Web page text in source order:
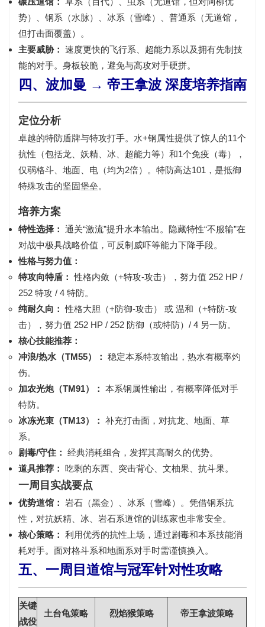
势）、钢系（水脉）、冰系（雪峰）、普通系（无道馆，
但打击面覆盖）。
主要威胁： 速度更快的飞行系、超能力系以及拥有先制技
能的对手。身板较脆，避免与高攻对手硬拼。
四、波加曼 → 帝王拿波 深度培养指南
定位分析
卓越的特防盾牌与特攻打手。 水+钢属性提供了惊人的11个
抗性（包括龙、妖精、冰、超能力等）和1个免疫（毒），
仅弱格斗、地面、电（均为2倍）。特防高达101，是抵御
特殊攻击的坚固堡垒。
培养方案
特性选择： 通关“激流”提升水本输出。隐藏特性“不服输”在
对战中极具战略价值，可反制威吓等能力下降手段。
性格与努力值：
特攻向特盾： 性格内敛（+特攻-攻击） ，努力值 252 HP /
252 特攻 / 4 特防。
纯耐久向： 性格大胆（+防御-攻击） 或 温和（+特防-攻
击）
，努力值 252 HP / 252 防御（或特防）/ 4 另一防。
核心技能推荐：
冲浪/热水（TM55）： 稳定本系特攻输出，热水有概率灼
伤。
加农光炮（TM91）： 本系钢属性输出，有概率降低对手
特防。
冰冻光束（TM13）： 补充打击面，对抗龙、地面、草
系。
剧毒/守住： 经典消耗组合，发挥其高耐久的优势。
道具推荐： 吃剩的东西、突击背心、文柚果、抗斗果。
一周目实战要点
优势道馆： 岩石（黑金）、冰系（雪峰）。凭借钢系抗
性，对抗妖精、冰、岩石系道馆的训练家也非常安全。
核心策略： 利用优秀的抗性上场，通过剧毒和本系技能消
耗对手。面对格斗系和地面系对手时需谨慎换入。
五、一周目道馆与冠军针对性攻略
关键
战役
土台龟策略 烈焰猴策略 帝王拿波策略